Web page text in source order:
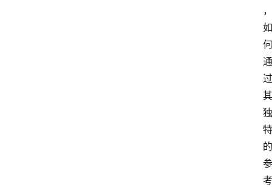
，
如
何
通
过
其
独
特
的
参
考